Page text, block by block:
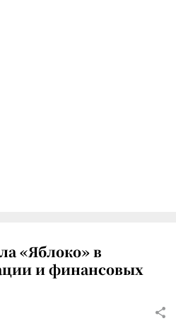
«Яблоко» в
и финансовых